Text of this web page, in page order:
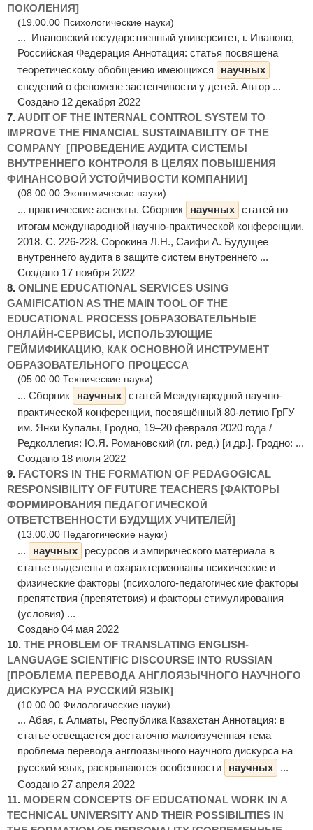
ПОКОЛЕНИЯ]
(19.00.00 Психологические науки)
... Ивановский государственный университет, г. Иваново,
Российская Федерация Аннотация: статья посвящена
теоретическому обобщению имеющихся
научных
сведений о феномене застенчивости у детей. Автор ...
Создано 12 декабря 2022
7. AUDIT OF THE INTERNAL CONTROL SYSTEM TO
IMPROVE THE FINANCIAL SUSTAINABILITY OF THE
COMPANY [ПРОВЕДЕНИЕ АУДИТА СИСТЕМЫ
ВНУТРЕННЕГО КОНТРОЛЯ В ЦЕЛЯХ ПОВЫШЕНИЯ
ФИНАНСОВОЙ УСТОЙЧИВОСТИ КОМПАНИИ]
(08.00.00 Экономические науки)
... практические аспекты. Сборник научных статей по
итогам международной научно-практической конференции.
2018. С. 226-228. Сорокина Л.Н., Саифи А. Будущее
внутреннего аудита в защите систем внутреннего ...
Создано 17 ноября 2022
8. ONLINE EDUCATIONAL SERVICES USING
GAMIFICATION AS THE MAIN TOOL OF THE
EDUCATIONAL PROCESS [ОБРАЗОВАТЕЛЬНЫЕ
ОНЛАЙН-СЕРВИСЫ, ИСПОЛЬЗУЮЩИЕ
ГЕЙМИФИКАЦИЮ, КАК ОСНОВНОЙ ИНСТРУМЕНТ
ОБРАЗОВАТЕЛЬНОГО ПРОЦЕССА
(05.00.00 Технические науки)
... Сборник научных статей Международной научно-
практической конференции, посвящённый 80-летию ГрГУ
им. Янки Купалы, Гродно, 19–20 февраля 2020 года /
Редколлегия: Ю.Я. Романовский (гл. ред.) [и др.]. Гродно: ...
Создано 18 июля 2022
9. FACTORS IN THE FORMATION OF PEDAGOGICAL
RESPONSIBILITY OF FUTURE TEACHERS [ФАКТОРЫ
ФОРМИРОВАНИЯ ПЕДАГОГИЧЕСКОЙ
ОТВЕТСТВЕННОСТИ БУДУЩИХ УЧИТЕЛЕЙ]
(13.00.00 Педагогические науки)
... научных
ресурсов и эмпирического материала в
статье выделены и охарактеризованы психические и
физические факторы (психолого-педагогические факторы
препятствия (препятствия) и факторы стимулирования
(условия) ...
Создано 04 мая 2022
10. THE PROBLEM OF TRANSLATING ENGLISH-
LANGUAGE SCIENTIFIC DISCOURSE INTO RUSSIAN
[ПРОБЛЕМА ПЕРЕВОДА АНГЛОЯЗЫЧНОГО НАУЧНОГО
ДИСКУРСА НА РУССКИЙ ЯЗЫК]
(10.00.00 Филологические науки)
... Абая, г. Алматы, Республика Казахстан Аннотация: в
статье освещается достаточно малоизученная тема –
проблема перевода англоязычного научного дискурса на
русский язык, раскрываются особенности
научных
...
Создано 27 апреля 2022
11. MODERN CONCEPTS OF EDUCATIONAL WORK IN A
TECHNICAL UNIVERSITY AND THEIR POSSIBILITIES IN